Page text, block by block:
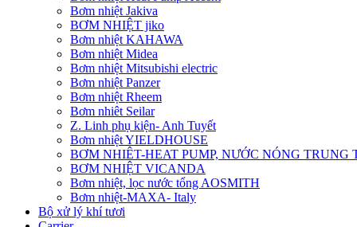
Bơm nhiệt Jakiva
BƠM NHIỆT jiko
Bơm nhiệt KAHAWA
Bơm nhiệt Midea
Bơm nhiệt Mitsubishi electric
Bơm nhiệt Panzer
Bơm nhiệt Rheem
Bơm nhiêt Seilar
Z. Linh phụ kiện- Anh Tuyết
Bơm nhiệt YIELDHOUSE
BƠM NHIÊT-HEAT PUMP, NƯỚC NÓNG TRUNG
BƠM NHIỆT VICANDA
Bơm nhiệt, lọc nước tổng AOSMITH
Bơm nhiệt-MAXA- Italy
Bộ xử lý khí tươi